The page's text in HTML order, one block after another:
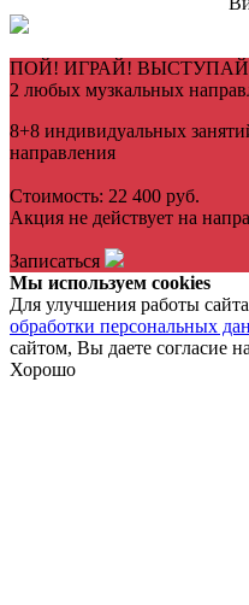
ПОЙ! ИГРАЙ!
2 любых музкальных
8+8 индивидуальных
направления
Стоимость: 22 400 руб.
Акция не действует на
Записаться
Мы используем cookies
Для улучшения работы
обработки персональных
сайтом, Вы даете согласие
Хорошо